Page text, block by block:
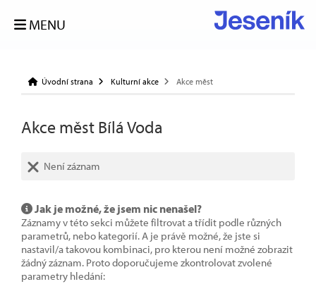
MENU
Úvodní strana Kulturní akce Akce měst
Akce měst Bílá Voda
Není záznam
Jak je možné, že jsem nic nenašel?
Záznamy v této sekci můžete filtrovat a třídit podle různých
parametrů, nebo kategorií. A je právě možné, že jste si
nastavil/a takovou kombinaci, pro kterou není možné zobrazit
žádný záznam. Proto doporučujeme zkontrolovat zvolené
parametry hledání: